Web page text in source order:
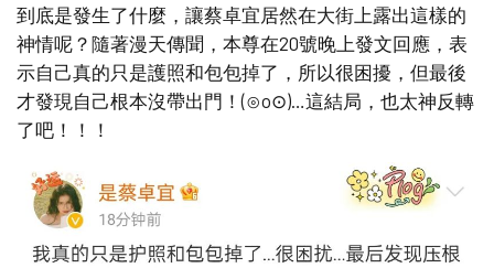
到底是發生了什麼，讓蔡卓宜居然在大街上露出這樣的
神情呢？隨著漫天傳聞，本尊在20號晚上發文回應，表
示自己真的只是護照和包包掉了，所以很困擾，但最後
才發現自己根本沒帶出門！(⊙o⊙)…這結局，也太神反轉
了吧！！！